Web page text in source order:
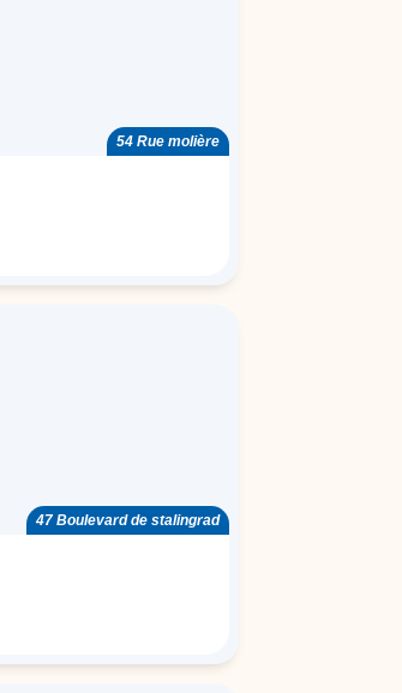
54 Rue molière
47 Boulevard de stalingrad